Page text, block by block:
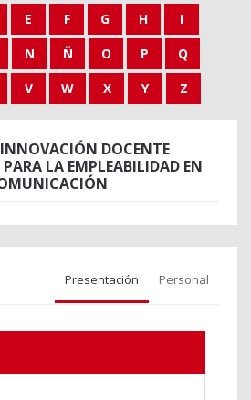
E F G H
I
N Ñ O P
Q
V W X Y Z
DOCENTE
LA EMPLEABILIDAD EN
Presentación Personal